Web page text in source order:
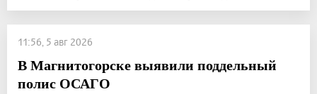
11:56, 5 авг 2026
В Магнитогорске выявили поддельный
полис ОСАГО